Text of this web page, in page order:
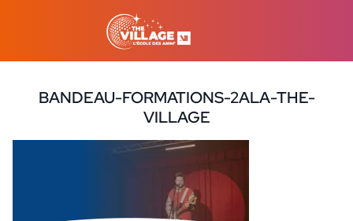
BANDEAU-FORMATIONS-2ALA-THE-
VILLAGE
7 août 2023